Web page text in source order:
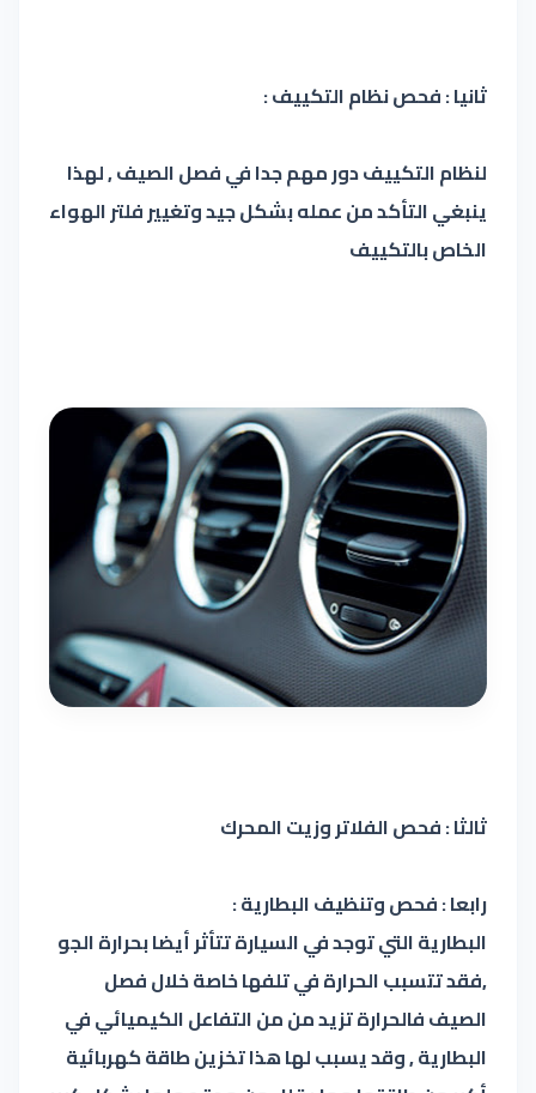
ثانيا : فحص نظام التكييف :
لنظام التكييف دور مهم جدا في فصل الصيف , لهذا
ينبغي التأكد من عمله بشكل جيد وتغيير فلتر الهواء
الخاص بالتكييف
ثالثا : فحص الفلاتر وزيت المحرك
رابعا : فحص وتنظيف البطارية :
البطارية التي توجد في السيارة تتأثر أيضا بحرارة الجو
,فقد تتسبب الحرارة في تلفها خاصة خلال فصل
الصيف فالحرارة تزيد من من التفاعل الكيميائي في
البطارية , وقد يسبب لها هذا تخزين طاقة كهربائية